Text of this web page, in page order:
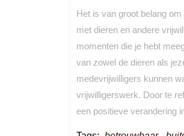
Het is van groot belang
met dieren en andere
momenten die je hebt
van zowel de dieren als
medevrijwilligers kunnen
vrijwilligerswerk. Door te
een positieve verandering